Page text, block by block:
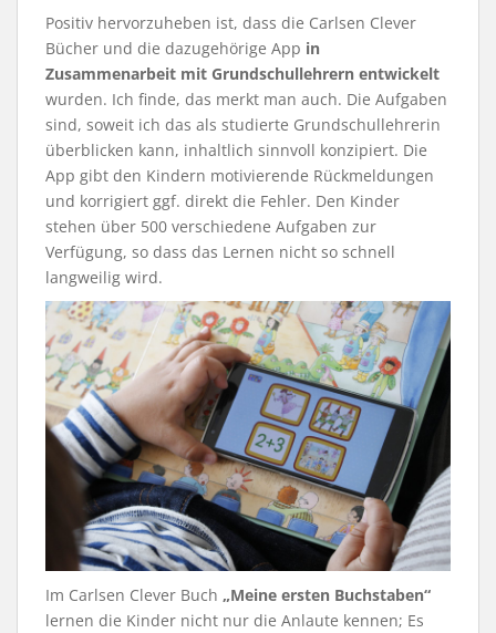
Positiv hervorzuheben ist, dass die Carlsen Clever
Bücher und die dazugehörige App in
Zusammenarbeit mit Grundschullehrern entwickelt
wurden. Ich finde, das merkt man auch. Die Aufgaben
sind, soweit ich das als studierte Grundschullehrerin
überblicken kann, inhaltlich sinnvoll konzipiert. Die
App gibt den Kindern motivierende Rückmeldungen
und korrigiert ggf. direkt die Fehler. Den Kinder
stehen über 500 verschiedene Aufgaben zur
Verfügung, so dass das Lernen nicht so schnell
langweilig wird.
Im Carlsen Clever Buch „Meine ersten Buchstaben“
lernen die Kinder nicht nur die Anlaute kennen; Es